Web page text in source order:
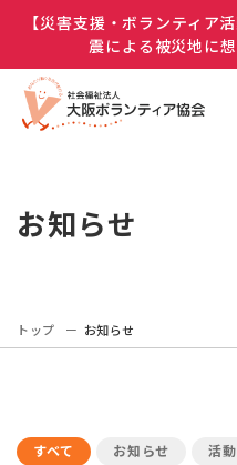
【災害支援・ボランティア
震による被災地に
お知らせ
トップ お知らせ
すべて お知らせ 活